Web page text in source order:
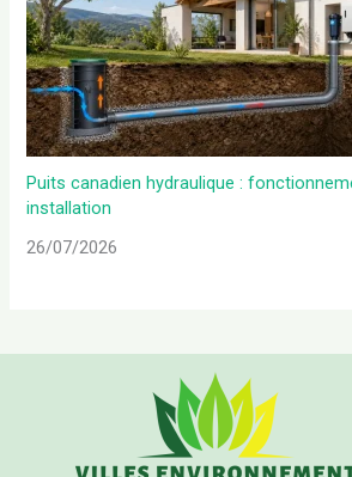
Puits canadien hydraulique :
installation
26/07/2026